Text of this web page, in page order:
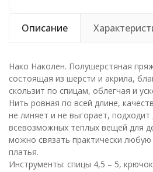
Описание
Нако Наколен. Полушерстяная
состоящая из шерсти и акрила,
скользит по спицам, облегчая и
Нить ровная по всей длине,
не линяет и не выгорает, подходит
всевозможных теплых вещей для
можно связать практически
платья.
Инструменты: спицы 4,5 – 5,